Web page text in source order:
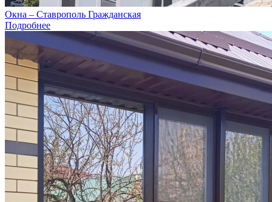
Окна – Ставрополь Гражданская
Подробнее